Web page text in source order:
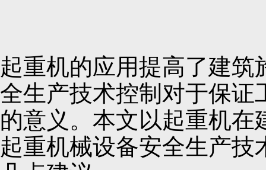
起重机的应用提高了建
全生产技术控制对于保证
的意义。本文以起重机
起重机械设备安全生产